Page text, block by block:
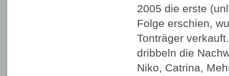
2005 die erste
Folge erschien,
Tonträger
dribbeln die
Niko, Catrina,